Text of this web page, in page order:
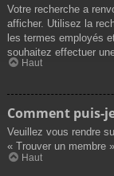
Votre recherche a
afficher. Utilisez la
les termes employés
souhaitez effectuer
Haut
Comment puis-
Veuillez vous rendre
« Trouver un membre
Haut